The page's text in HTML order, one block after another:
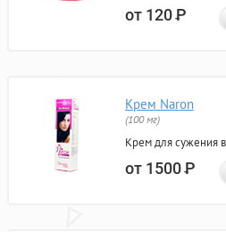
от 120Р
Крем Naron
(100 мг)
Крем для сужения
от 1500Р